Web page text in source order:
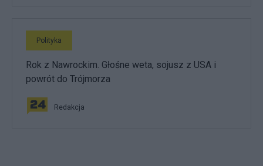
Polityka
Rok z Nawrockim. Głośne weta, sojusz z USA i
powrót do Trójmorza
Redakcja